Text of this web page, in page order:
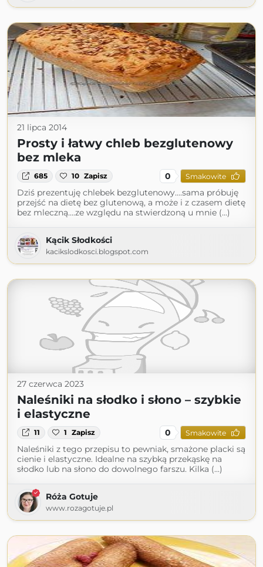
21 lipca 2014
Prosty i łatwy chleb bezglutenowy
bez mleka
685 10 Zapisz 0 Smakowite
Dziś prezentuję chlebek bezglutenowy....sama próbuję
przejść na dietę bez glutenową, a może i z czasem dietę
bez mleczną....ze względu na stwierdzoną u mnie (...)
Kącik Słodkości
kacikslodkosci.blogspot.com
27 czerwca 2023
Naleśniki na słodko i słono – szybkie
i elastyczne
11 1 Zapisz 0 Smakowite
Naleśniki z tego przepisu to pewniak, smażone placki są
cienie i elastyczne. Idealne na szybką przekąskę na
słodko lub na słono do dowolnego farszu. Kilka (...)
Róża Gotuje
www.rozagotuje.pl